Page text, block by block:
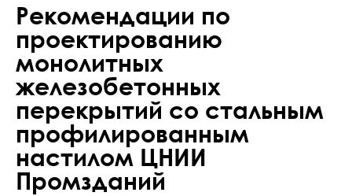
Рекомендации по
проектированию
монолитных
железобетонных
перекрытий со стальным
профилированным
настилом ЦНИИ
Промзданий